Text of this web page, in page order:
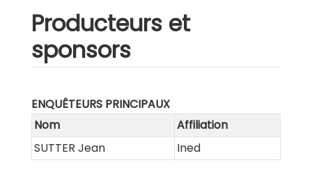
Producteurs et
sponsors
ENQUÊTEURS PRINCIPAUX
Nom
Affiliation
SUTTER Jean
Ined